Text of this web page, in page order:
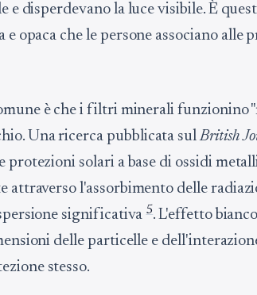
e disperdevano la luce visibile. È
e opaca che le persone associano alle
è che i filtri minerali funzionino
Una ricerca pubblicata sulBritish
protezioni solari a base di ossidi
attraverso l'assorbimento delle
significativa5. L'effetto
delle particelle e
stesso.